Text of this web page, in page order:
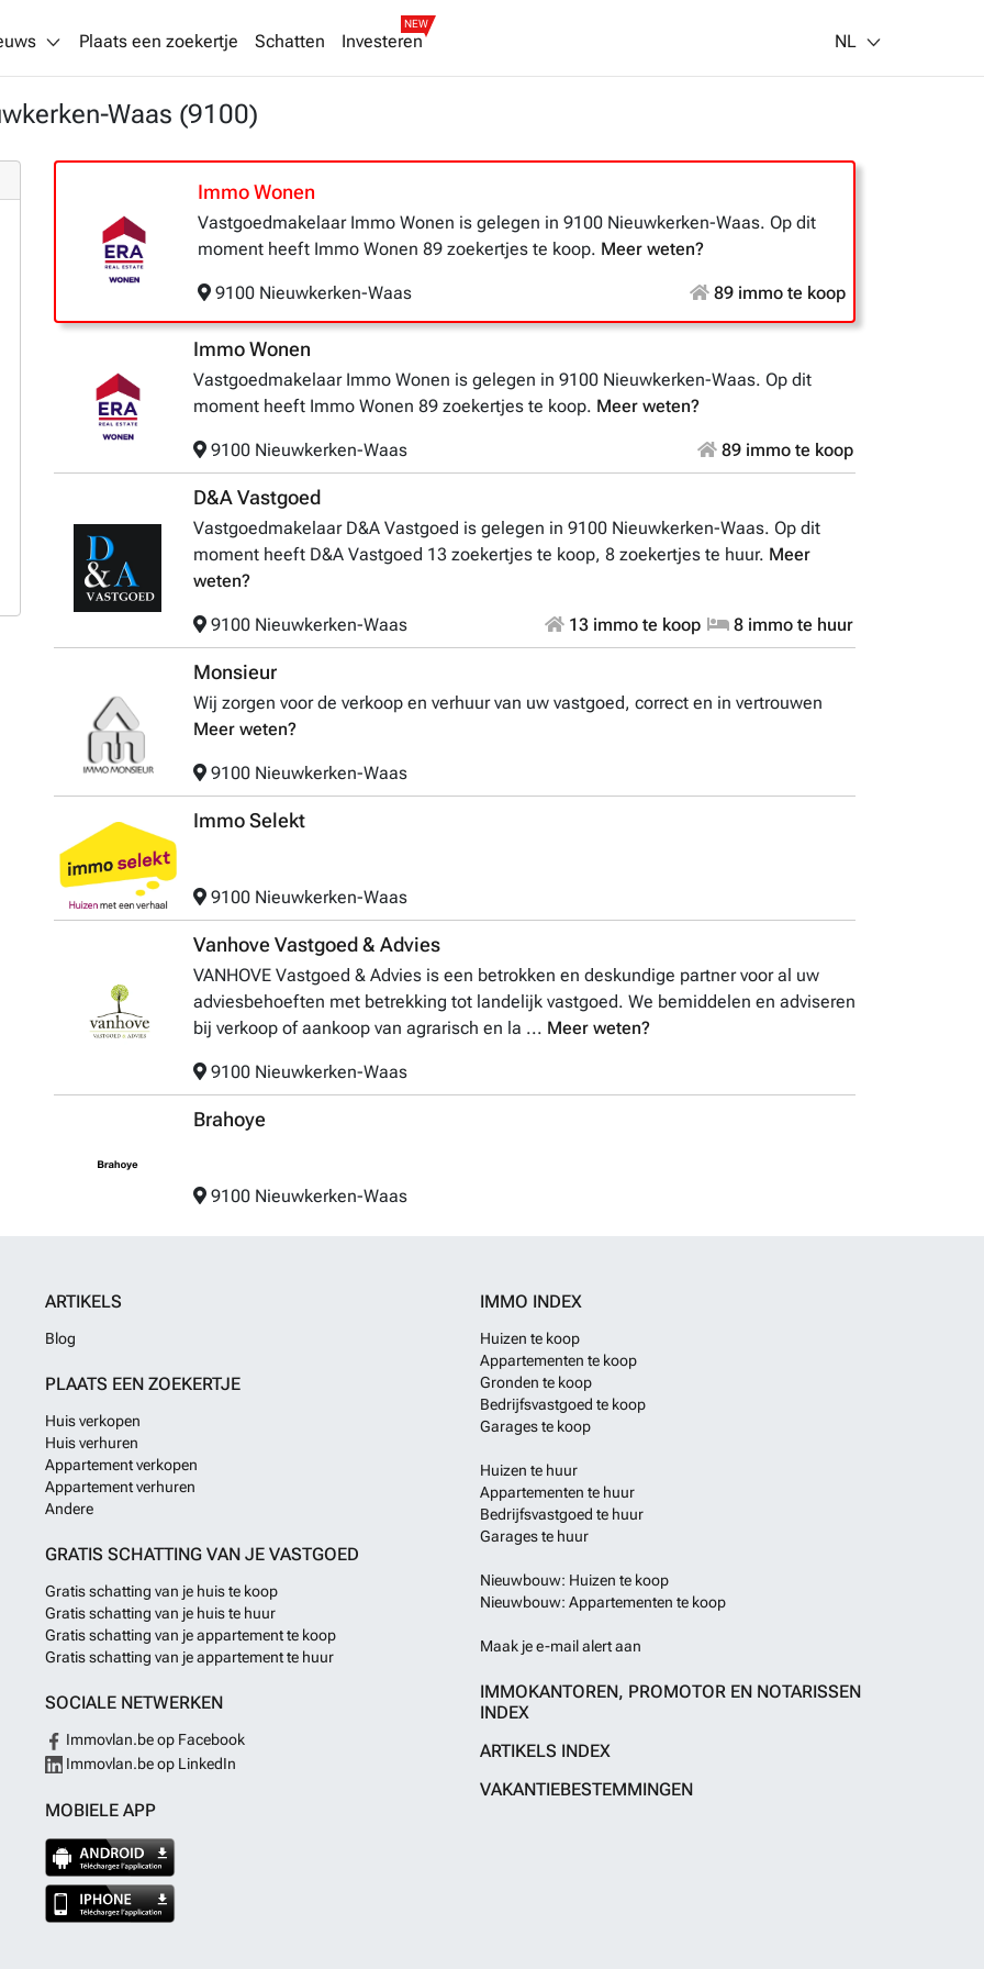
Plaats een zoekertje Schatten Investeren
NEW
NL
Waas (9100)
Immo Wonen
Vastgoedmakelaar Immo Wonen is gelegen in 9100 Nieuwkerken-Waas. Op dit
moment heeft Immo Wonen 89 zoekertjes te koop. Meer weten?
9100 Nieuwkerken-Waas 89 immo te koop
Immo Wonen
Vastgoedmakelaar Immo Wonen is gelegen in 9100 Nieuwkerken-Waas. Op dit
moment heeft Immo Wonen 89 zoekertjes te koop. Meer weten?
9100 Nieuwkerken-Waas 89 immo te koop
D&A Vastgoed
Vastgoedmakelaar D&A Vastgoed is gelegen in 9100 Nieuwkerken-Waas. Op dit
moment heeft D&A Vastgoed 13 zoekertjes te koop, 8 zoekertjes te huur. Meer
weten?
9100 Nieuwkerken-Waas 13 immo te koop 8 immo te huur
Monsieur
Wij zorgen voor de verkoop en verhuur van uw vastgoed, correct en in vertrouwen
Meer weten?
9100 Nieuwkerken-Waas
Immo Selekt
9100 Nieuwkerken-Waas
Vanhove Vastgoed & Advies
VANHOVE Vastgoed & Advies is een betrokken en deskundige partner voor al uw
adviesbehoeften met betrekking tot landelijk vastgoed. We bemiddelen en adviseren
bij verkoop of aankoop van agrarisch en la ... Meer weten?
9100 Nieuwkerken-Waas
Brahoye
9100 Nieuwkerken-Waas
ARTIKELS
Blog
PLAATS EEN ZOEKERTJE
Huis verkopen
Huis verhuren
Appartement verkopen
Appartement verhuren
Andere
GRATIS SCHATTING VAN JE VASTGOED
Gratis schatting van je huis te koop
Gratis schatting van je huis te huur
Gratis schatting van je appartement te koop
Gratis schatting van je appartement te huur
SOCIALE NETWERKEN
Immovlan.be op Facebook
Immovlan.be op LinkedIn
MOBIELE APP
IMMO INDEX
Huizen te koop
Appartementen te koop
Gronden te koop
Bedrijfsvastgoed te koop
Garages te koop
Huizen te huur
Appartementen te huur
Bedrijfsvastgoed te huur
Garages te huur
Nieuwbouw: Huizen te koop
Nieuwbouw: Appartementen te koop
Maak je e-mail alert aan
IMMOKANTOREN, PROMOTOR EN NOTARISSEN
INDEX
ARTIKELS INDEX
VAKANTIEBESTEMMINGEN